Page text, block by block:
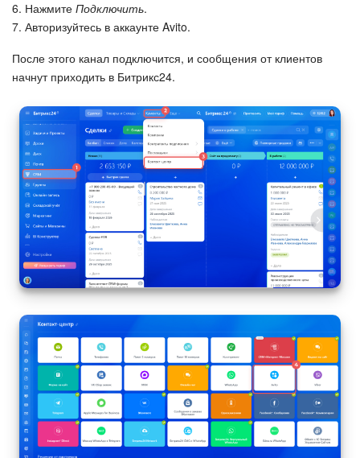
Настройки
Виджет сотрудника
Телефония
Филиальная сеть
Приложение Битрикс24
Общие вопросы
Битрикс24 в коробке
Изменения в статьях (архив)
ПОЛУЧИТЬ БЕСПЛАТНО
ВХОД
6. Нажмите Подключить.
7. Авторизуйтесь в аккаунте Avito.
После этого канал подключится, и сообщения от клиентов
начнут приходить в Битрикс24.